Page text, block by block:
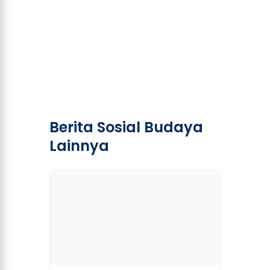
Berita Sosial Budaya
Lainnya